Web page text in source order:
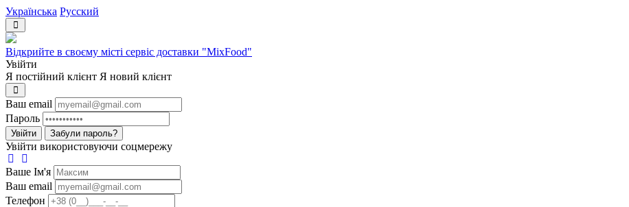
Українська Русский
Відкрийте в своєму місті сервіс доставки "MixFood"
Увійти
Я постійний клієнт Я новий клієнт
Ваш email
Пароль
Увійти Забули пароль?
Увійти використовуючи соцмережу
Ваше Iм'я
Ваш email
Телефон